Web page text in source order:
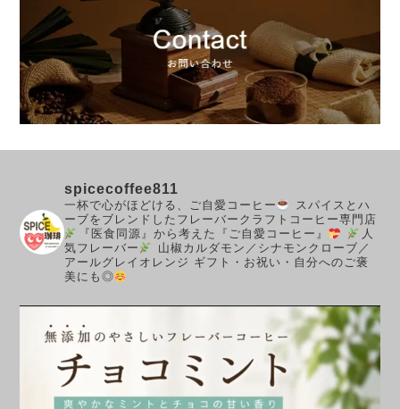
spicecoffee811
一杯で心がほどける、ご自愛コーヒー
スパイスとハ
ーブをブレンドしたフレーバークラフトコーヒー専門店
『医食同源』から考えた『ご自愛コーヒー』
人
気フレーバー
山椒カルダモン／シナモンクローブ／
アールグレイオレンジ ギフト・お祝い・自分へのご褒
美にも◎